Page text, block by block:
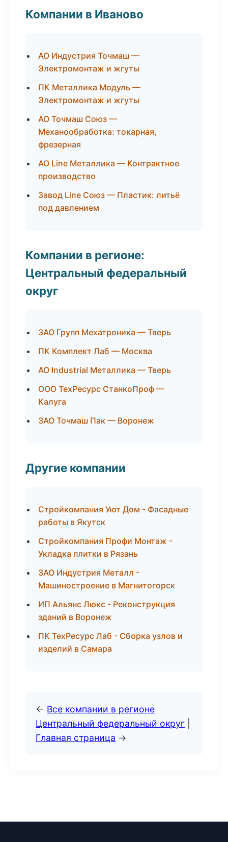
Компании в Иваново
АО Индустрия Точмаш —
Электромонтаж и жгуты
ПК Металлика Модуль —
Электромонтаж и жгуты
АО Точмаш Союз —
Механообработка: токарная,
фрезерная
АО Line Металлика — Контрактное
производство
Завод Line Союз — Пластик: литьё
под давлением
Компании в регионе:
Центральный федеральный
округ
ЗАО Групп Мехатроника — Тверь
ПК Комплект Лаб — Москва
АО Industrial Металлика — Тверь
ООО ТехРесурс СтанкоПроф —
Калуга
ЗАО Точмаш Пак — Воронеж
Другие компании
Стройкомпания Уют Дом - Фасадные
работы в Якутск
Стройкомпания Профи Монтаж -
Укладка плитки в Рязань
ЗАО Индустрия Металл -
Машиностроение в Магнитогорск
ИП Альянс Люкс - Реконструкция
зданий в Воронеж
ПК ТехРесурс Лаб - Сборка узлов и
изделий в Самара
← Все компании в регионе
Центральный федеральный округ
Главная страница →